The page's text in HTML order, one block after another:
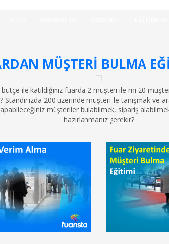
MÜŞTERI BULMA
bütçe ile katıldığınız fuarda 2 müşteri ile mi 20
Standınızda 200 üzerinde müşteri ile tanışmak ve
müşteriler bulabilmek, sipariş
hazırlanmanız gerekir?